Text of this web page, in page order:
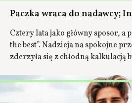
Paczka wraca do nadawcy;
Cztery lata jako główny sposor, a
the best”. Nadzieja na spokojne
zderzyła się z chłodną kalkulacją